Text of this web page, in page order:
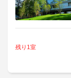
残り1室